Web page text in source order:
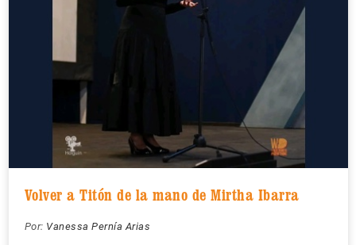
Volver a Titón de la mano de Mirtha Ibarra
Por: Vanessa Pernía Arias